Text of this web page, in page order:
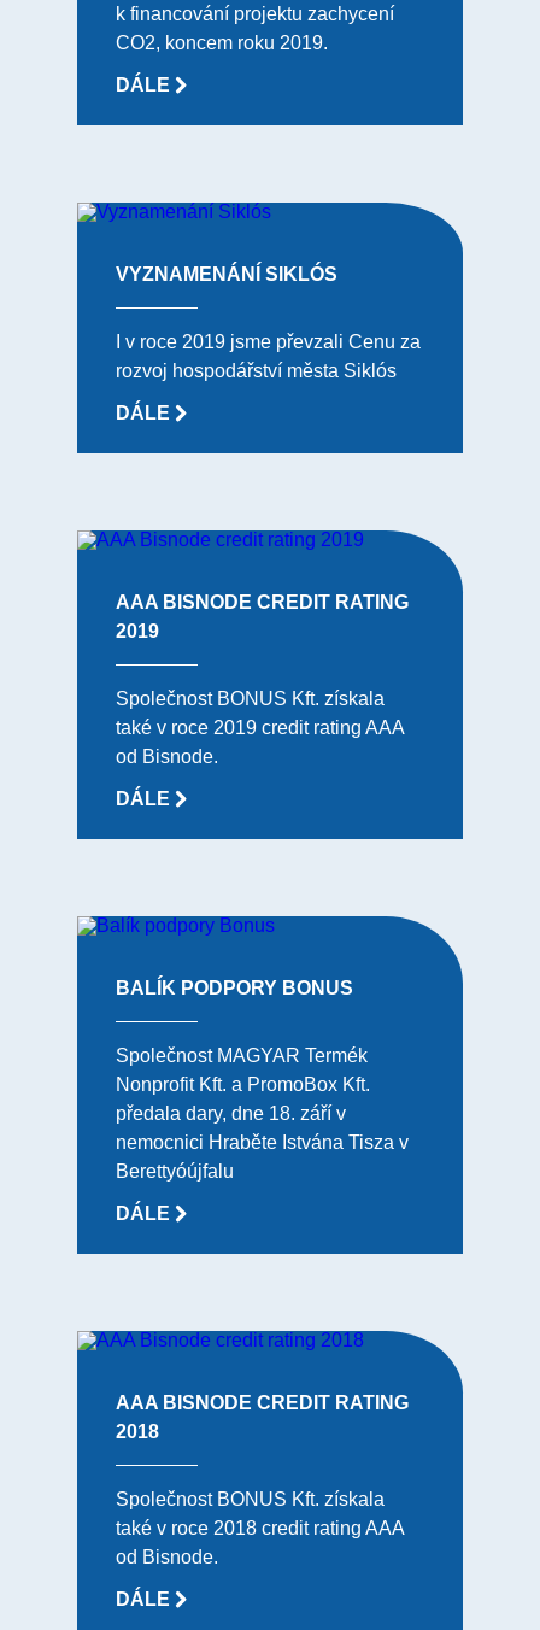
k financování projektu zachycení
CO2, koncem roku 2019.
DÁLE
VYZNAMENÁNÍ SIKLÓS
I v roce 2019 jsme převzali Cenu za
rozvoj hospodářství města Siklós
DÁLE
AAA BISNODE CREDIT RATING
2019
Společnost BONUS Kft. získala
také v roce 2019 credit rating AAA
od Bisnode.
DÁLE
BALÍK PODPORY BONUS
Společnost MAGYAR Termék
Nonprofit Kft. a PromoBox Kft.
předala dary, dne 18. září v
nemocnici Hraběte Istvána Tisza v
Berettyóújfalu
DÁLE
AAA BISNODE CREDIT RATING
2018
Společnost BONUS Kft. získala
také v roce 2018 credit rating AAA
od Bisnode.
DÁLE